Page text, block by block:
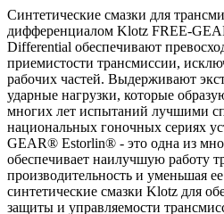
Синтетические смазки для
дифференциалом Klotz FREE-
Differential обеспечивают
приемистости трансмиссии,
рабочих частей. Выдерживают
ударные нагрузки, которые
многих лет испытаний лучшими
национальных гоночных сериях
GEAR® Estorlin® - это одна из
обеспечивает наилучшую работу
производительность и уменьшая
синтетические смазки Klotz для
защиты и управляемости